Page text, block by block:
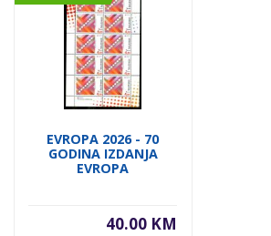
EVROPA 2026 - 70
GODINA IZDANJA
EVROPA
40.00 KM